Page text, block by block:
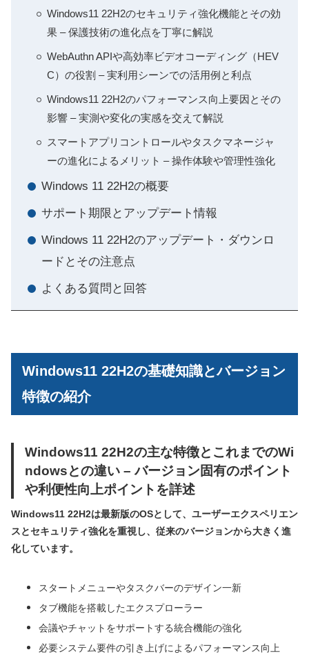
Windows11 22H2のセキュリティ強化機能とその効
果 – 保護技術の進化点を丁寧に解説
WebAuthn APIや高効率ビデオコーディング（HEV
C）の役割 – 実利用シーンでの活用例と利点
Windows11 22H2のパフォーマンス向上要因とその
影響 – 実測や変化の実感を交えて解説
スマートアプリコントロールやタスクマネージャ
ーの進化によるメリット – 操作体験や管理性強化
Windows 11 22H2の概要
サポート期限とアップデート情報
Windows 11 22H2のアップデート・ダウンロ
ードとその注意点
よくある質問と回答
Windows11 22H2の基礎知識とバージョン
特徴の紹介
Windows11 22H2の主な特徴とこれまでのWi
ndowsとの違い – バージョン固有のポイント
や利便性向上ポイントを詳述
Windows11 22H2は最新版のOSとして、ユーザーエクスペリエン
スとセキュリティ強化を重視し、従来のバージョンから大きく進
化しています。
スタートメニューやタスクバーのデザイン一新
タブ機能を搭載したエクスプローラー
会議やチャットをサポートする統合機能の強化
必要システム要件の引き上げによるパフォーマンス向上